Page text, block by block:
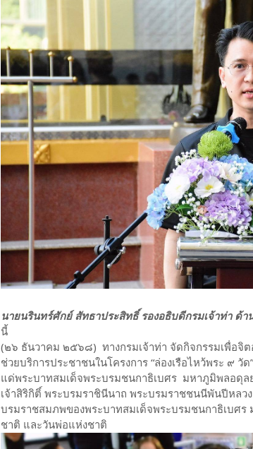
นายนรินทร์ศักย์ สัทธาประสิทธิ์ รองอธิบดีกรมเจ้าท่า ด้า
นี้
(๒๖ ธันวาคม ๒๕๖๘) ทางกรมเจ้าท่า จัดกิจกรรมเพื่อจิ
ช่วยบริการประชาชนในโครงการ “ล่องเรือไหว้พระ ๙
แด่พระบาทสมเด็จพระบรมชนกาธิเบศร มหาภูมิพลอดุ
เจ้าสิริกิติ์ พระบรมราชินีนาถ พระบรมราชชนนีพันปีหลว
บรมราชสมภพของพระบาทสมเด็จพระบรมชนกาธิเบศ
ชาติ และวันพ่อแห่งชาติ